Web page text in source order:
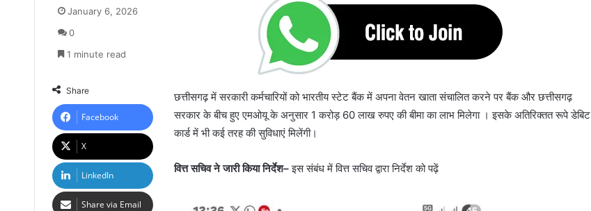
छत्तीसगढ़ में सरकारी कर्मचारियों को भारतीय स्टेट बैंक में अपना वेतन खाता संचालित करने पर बैंक और छत्तीसगढ़
सरकार के बीच हुए एमओयू के अनुसार 1 करोड़ 60 लाख रुपए की बीमा का लाभ मिलेगा । इसके अतिरिक्तत रूपे डेबिट
कार्ड में भी कई तरह की सुविधाएं मिलेंगी।
वित्त सचिव ने जारी किया निर्देश–इस संबंध में वित्त सचिव द्वारा निर्देश को पढ़ें
January 6, 2026
0
1 minute read
Share
Facebook
X
LinkedIn
Share via Email